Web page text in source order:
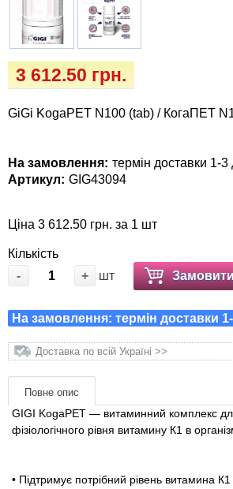
3 612.50 грн.
GiGi KogaPET N100 (tab) / КогаПЕТ
На замовлення: термін доставки 1-3
Артикул: GIG43094
Ціна 3 612.50 грн. за 1 шт
Кількість
-
+ шт
На замовлення: термін доставки 1-
Доставка по всій Україні >>
Повне опис
GIGI KogaPET — витаминний комплекс
фізіологічного рівня витамину К1 в
• Підтримує потрібний рівень витамина
Ласощі та корма
Vet Diet Canine Wet – ветеринарні
собак
Лежаки, будиночки, охолоджуючи
Одяг та взуття
Перенесення, сумки, клітини
Післяопераційні засоби та витратні
матеріали
Подарункові сертифікати
Товари для голубів
Товари для гризунів
Товари для коней
Товари для людей